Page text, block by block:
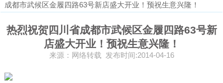
成都市武候区金履四路63号新店盛大开业！预祝生意兴隆！
热烈祝贺四川省成都市武候区金履四路63号新
店盛大开业！预祝生意兴隆！
来源：网络转载 发布时间:2014-04-16